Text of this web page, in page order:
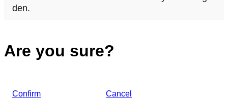
den.
Are you sure?
Confirm Cancel